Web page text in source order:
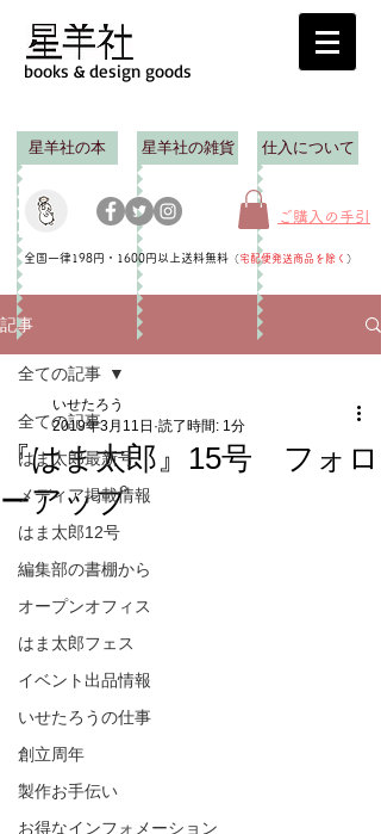
books & design goods
星羊社の本 星羊社の雑貨 仕入について
ご購入の手引
全国一律198円・1600円以上送料無料 （宅配便発送商品を除く ）
記事
全ての記事
はま太郎最新号
メディア掲載情報
はま太郎12号
編集部の書棚から
オープンオフィス
はま太郎フェス
イベント出品情報
いせたろうの仕事
創立周年
製作お手伝い
お得なインフォメーション
全ての記事
『はま太郎』15号 フォロ
ーアップ
いせたろう
2019年3月11日 読了時間: 1分